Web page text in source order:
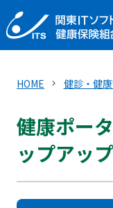
HOME 健診・健
健康ポー
ップアッ